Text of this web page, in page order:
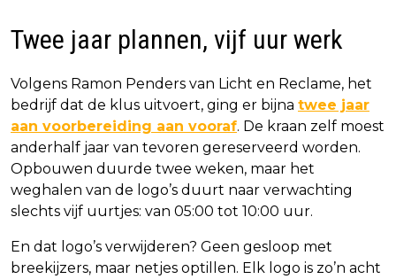
Twee jaar plannen, vijf uur werk
Volgens Ramon Penders van Licht en Reclame, het
bedrijf dat de klus uitvoert, ging er bijna twee jaar
aan voorbereiding aan vooraf. De kraan zelf moest
anderhalf jaar van tevoren gereserveerd worden.
Opbouwen duurde twee weken, maar het
weghalen van de logo’s duurt naar verwachting
slechts vijf uurtjes: van 05:00 tot 10:00 uur.
En dat logo’s verwijderen? Geen gesloop met
breekijzers, maar netjes optillen. Elk logo is zo’n acht